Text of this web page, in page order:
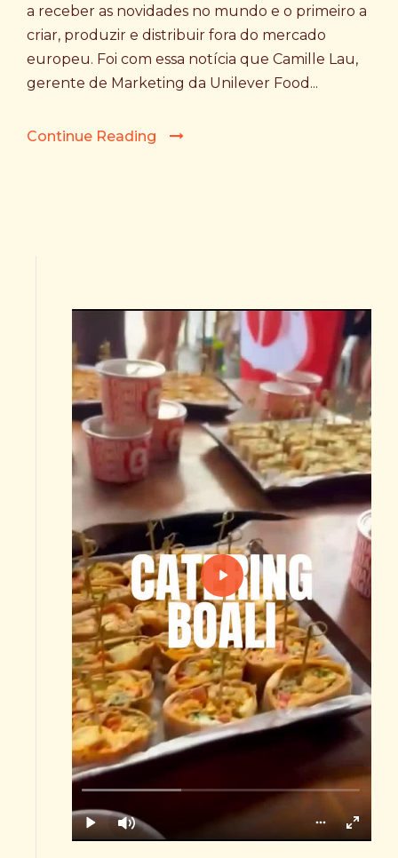
a receber as novidades no mundo e o primeiro a
criar, produzir e distribuir fora do mercado
europeu. Foi com essa notícia que Camille Lau,
gerente de Marketing da Unilever Food...
Continue Reading